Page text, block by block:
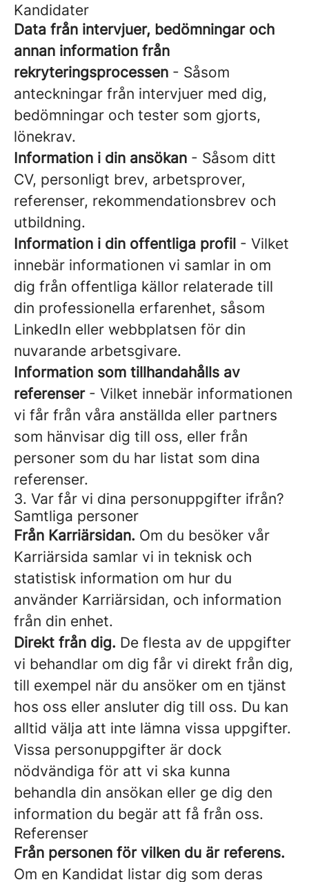
Kandidater
Data från intervjuer, bedömningar och
annan information från
rekryteringsprocessen - Såsom
anteckningar från intervjuer med dig,
bedömningar och tester som gjorts,
lönekrav.
Information i din ansökan - Såsom ditt
CV, personligt brev, arbetsprover,
referenser, rekommendationsbrev och
utbildning.
Information i din offentliga profil - Vilket
innebär informationen vi samlar in om
dig från offentliga källor relaterade till
din professionella erfarenhet, såsom
LinkedIn eller webbplatsen för din
nuvarande arbetsgivare.
Information som tillhandahålls av
referenser- Vilket innebär informationen
vi får från våra anställda eller partners
som hänvisar dig till oss, eller från
personer som du har listat som dina
referenser.
3. Var får vi dina personuppgifter ifrån?
Samtliga personer
Från Karriärsidan. Om du besöker vår
Karriärsida samlar vi in teknisk och
statistisk information om hur du
använder Karriärsidan, och information
från din enhet.
Direkt från dig. De flesta av de uppgifter
vi behandlar om dig får vi direkt från dig,
till exempel när du ansöker om en tjänst
hos oss eller ansluter dig till oss. Du kan
alltid välja att inte lämna vissa uppgifter.
Vissa personuppgifter är dock
nödvändiga för att vi ska kunna
behandla din ansökan eller ge dig den
information du begär att få från oss.
Referenser
Från personen för vilken du är referens.
Om en Kandidat listar dig som deras